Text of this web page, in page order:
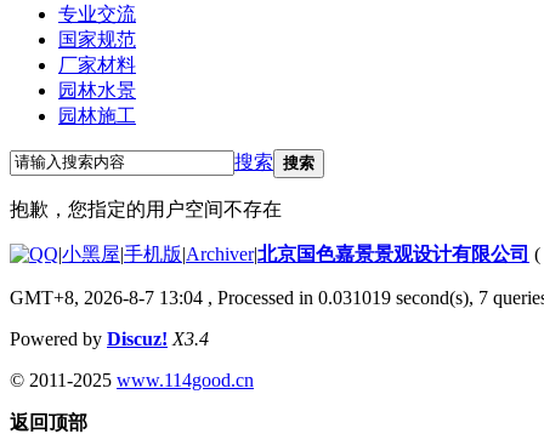
专业交流
国家规范
厂家材料
园林水景
园林施工
搜索 搜索
抱歉，您指定的用户空间不存在
|小黑屋|手机版|Archiver|北京国色嘉景景观设计有限公司 (
GMT+8, 2026-8-7 13:04 , Processed in 0.031019 second(s), 7
Powered by Discuz! X3.4
© 2011-2025 www.114good.cn
返回顶部